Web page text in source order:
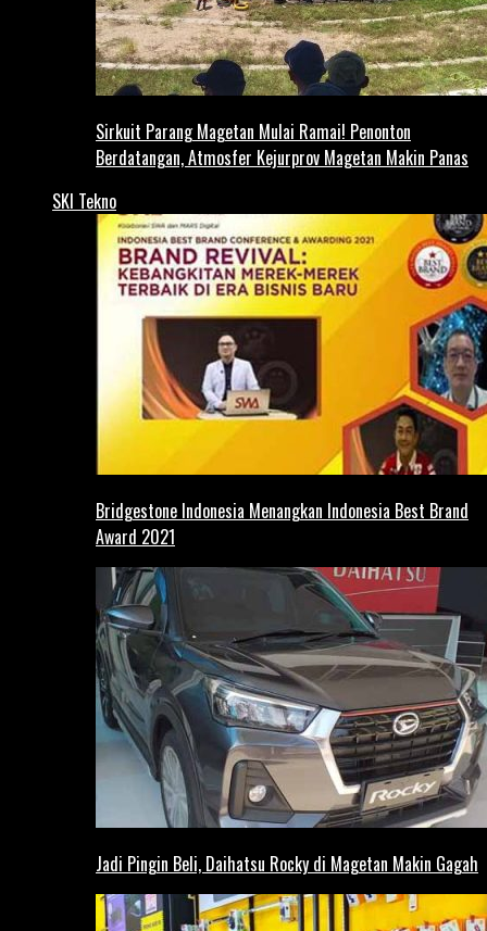
Sirkuit Parang Magetan Mulai Ramai! Penonton
Berdatangan, Atmosfer Kejurprov Magetan Makin Panas
SKI Tekno
Bridgestone Indonesia Menangkan Indonesia Best Brand
Award 2021
Jadi Pingin Beli, Daihatsu Rocky di Magetan Makin Gagah